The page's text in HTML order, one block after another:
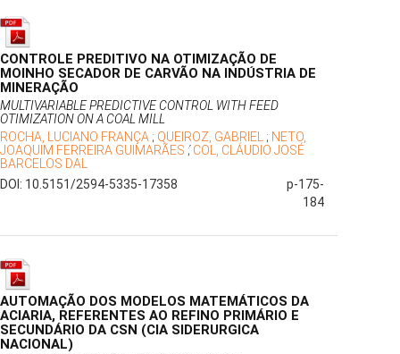
CONTROLE PREDITIVO NA OTIMIZAÇÃO DE
MOINHO SECADOR DE CARVÃO NA INDÚSTRIA DE
MINERAÇÃO
MULTIVARIABLE PREDICTIVE CONTROL WITH FEED
OTIMIZATION ON A COAL MILL
ROCHA, LUCIANO FRANÇA ; QUEIROZ, GABRIEL ; NETO,
JOAQUIM FERREIRA GUIMARÃES ;́COL, CLÁUDIO JOSÉ
BARCELOS DAL
DOI: 10.5151/2594-5335-17358
p-175-
184
AUTOMAÇÃO DOS MODELOS MATEMÁTICOS DA
ACIARIA, REFERENTES AO REFINO PRIMÁRIO E
SECUNDÁRIO DA CSN (CIA SIDERURGICA
NACIONAL)